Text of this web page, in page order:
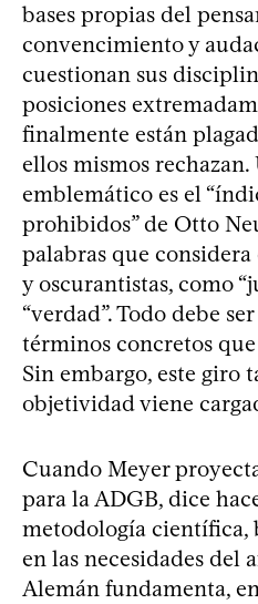
bases propias del
convencimiento y
cuestionan sus
posiciones
finalmente están
ellos mismos
emblemático es el
prohibidos” de Otto
palabras que
y oscurantistas, como
“verdad”. Todo debe
términos concretos
Sin embargo, este giro
objetividad viene
Cuando Meyer
para la ADGB, dice
metodología científica,
en las necesidades del
Alemán fundamenta,